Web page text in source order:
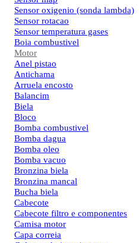
Sensor oxigenio (sonda lambda)
Sensor rotacao
Sensor temperatura gases
Boia combustivel
Motor
Anel pistao
Antichama
Arruela encosto
Balancim
Biela
Bloco
Bomba combustivel
Bomba dagua
Bomba oleo
Bomba vacuo
Bronzina biela
Bronzina mancal
Bucha biela
Cabecote
Cabecote filtro e componentes
Camisa motor
Capa correia